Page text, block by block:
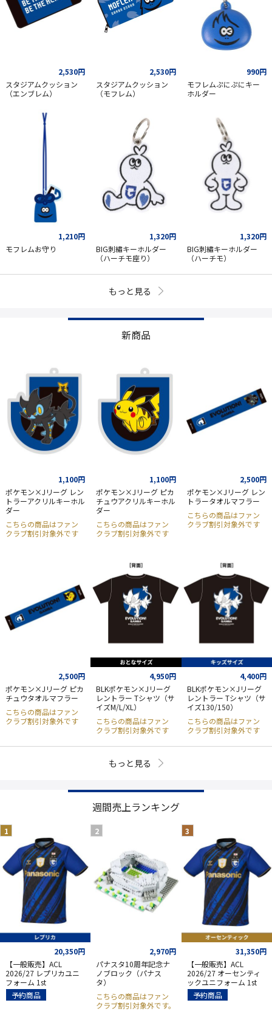
2,530円
スタジアムクッション
（エンブレム）
2,530円
スタジアムクッション
（モフレム）
990円
モフレムぷにぷにキー
ホルダー
1,210円
モフレムお守り
1,320円
BIG刺繡キーホルダー
（ハーチモ座り）
1,320円
BIG刺繡キーホルダー
（ハーチモ）
もっと見る
新商品
1,100円
ポケモン×Jリーグ レン
トラーアクリルキーホル
ダー
こちらの商品はファン
クラブ割引対象外です
1,100円
ポケモン×Jリーグ ピカ
チュウアクリルキーホル
ダー
こちらの商品はファン
クラブ割引対象外です
2,500円
ポケモン×Jリーグ レン
トラータオルマフラー
こちらの商品はファン
クラブ割引対象外です
2,500円
ポケモン×Jリーグ ピカ
チュウタオルマフラー
こちらの商品はファン
クラブ割引対象外です
4,950円
BLKポケモン×Jリーグ
レントラー Tシャツ（サ
イズM/L/XL）
こちらの商品はファン
クラブ割引対象外です
4,400円
BLKポケモン×Jリーグ
レントラー Tシャツ（サ
イズ130/150）
こちらの商品はファン
クラブ割引対象外です
もっと見る
週間売上ランキング
20,350円
【一般販売】ACL
2026/27 レプリカユニ
フォーム 1st
予約商品
2,970円
パナスタ10周年記念ナ
ノブロック（パナス
タ）
こちらの商品はファン
クラブ割引対象外です。
31,350円
【一般販売】ACL
2026/27 オーセンティ
ックユニフォーム 1st
予約商品